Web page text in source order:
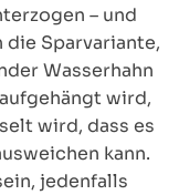
– und
Sparvariante,
Wasserhahn
wird,
wird, dass es
kann.
jedenfalls